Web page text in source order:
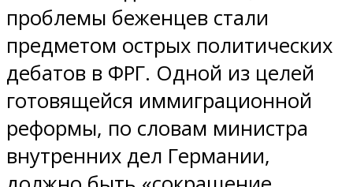
проблемы беженцев стали
предметом острых политических
дебатов в ФРГ. Одной из целей
готовящейся иммиграционной
реформы, по словам министра
внутренних дел Германии,